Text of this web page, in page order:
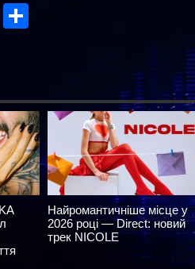
Blogger
Найромантичніше місце у
2026 році — Direct: новий
трек NICOLE